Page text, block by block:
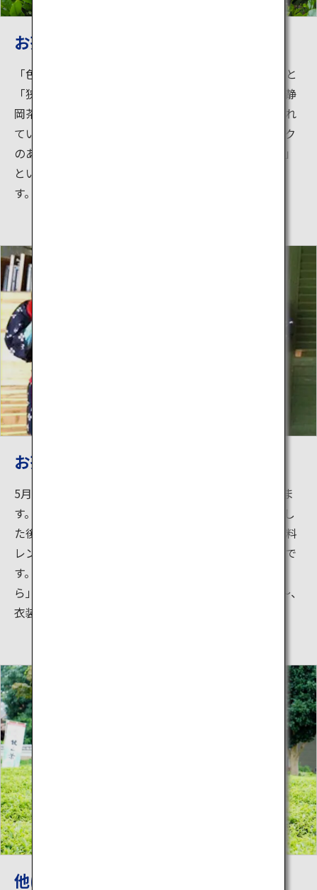
お茶香るまち・狭山
「色は静岡、香りは宇治よ、味は狭山でとどめさす」と
「狭山茶摘み歌」にうたわれるように、狭山茶は、「静
岡茶」「宇治茶」と並んで「日本三大茶」の一つとされ
ています。狭山茶の特徴は茶葉の厚さから生まれるコク
のある深い味わいと味の強さです。また「狭山火入れ」
という独特の焙煎方法で風味豊かな狭山茶に仕上げま
す。
お茶摘み体験
5月上旬〜11月上旬には、狭山茶の茶摘み体験ができま
す。お茶摘みレクチャーから始まり、茶畑で茶摘みをし
た後、お茶を手作り。赤い前掛けがかわいい衣装（有料
レンタル）を着て、茶摘みをすれば気分はもう、茶娘で
す。自分で摘んだお茶の味は格別。「お茶の葉の天ぷ
ら」も試食できます。（完全予約制・体験料1,000円～、
衣装レンタル500円）
他にも体験コースがたくさん！